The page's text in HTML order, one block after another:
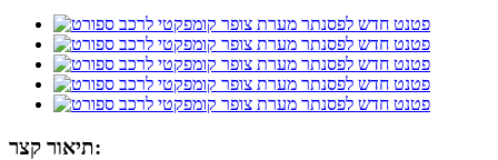
תיאור קצר: